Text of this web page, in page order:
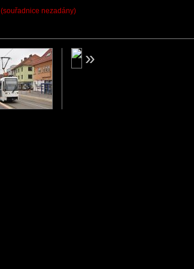
(souřadnice nezadány)